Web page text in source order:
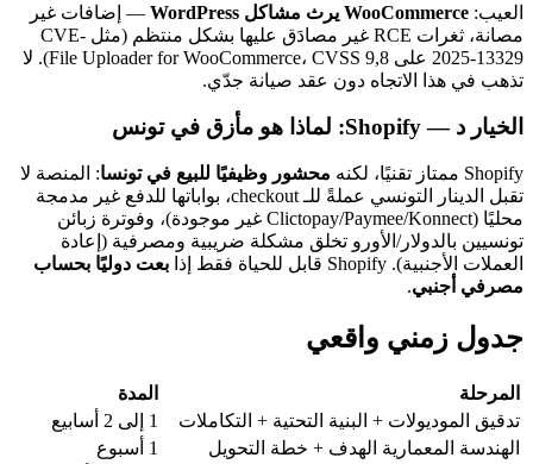
العيب:WooCommerce يرث مشاكل WordPress
— إضافات غير
مصانة، ثغرات RCE غير مصادَق عليها بشكل منتظم (مثل CVE-
2025-13329 على File Uploader for WooCommerce، CVSS 9,8). لا
تذهب في هذا الاتجاه دون عقد صيانة جدّي.
الخيار د — Shopify: لماذا هو مأزق في تونس
Shopify ممتاز تقنيًا، لكنه محشور وظيفيًا للبيع في تونسا: المنصة لا
تقبل الدينار التونسي عملةً للـ checkout، بواباتها للدفع غير مدمجة
محليًا (Clictopay/Paymee/Konnect غير موجودة)، وفوترة زبائن
تونسيين بالدولار/الأورو تخلق مشكلة ضريبية ومصرفية (إعادة
العملات الأجنبية). Shopify قابل للحياة فقط إذا
بعت دوليًا بحساب
مصرفي أجنبي
جدول زمني واقعي
المرحلة
المدة
تدقيق الموديولات + البنية التحتية + التكاملات
الهندسة المعمارية الهدف + خطة التحويل